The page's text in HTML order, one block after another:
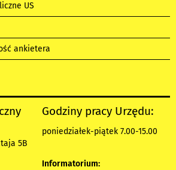
US
ankietera
5B
Godziny pracy Urzędu:
poniedziałek-piątek 7.00-15.00
Informatorium: